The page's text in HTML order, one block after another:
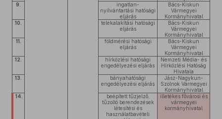
9.
ingatlan-
nyilvántartási hatósági
eljárás
Bács-Kiskun
Vármegyei
Kormányhivatal
10.
telekalakítási hatósági
eljárás
Bács-Kiskun
Vármegyei
Kormányhivatal
11.
földmérési hatósági
eljárás
Bács-Kiskun
Vármegyei
Kormányhivatal
12.
hírközlési hatósági
engedélyezési eljárás
Nemzeti Média- és
Hírközlési Hatóság
Hivatala
13.
bányahatósági
engedélyezési eljárás
Jász-Nagykun-
Szolnok Vármegyei
Kormányhivatal
14.
beépített tűzjelző,
tűzoltó berendezések
létesítési és
használatbavételi
illetékes fővárosi és
vármegyei
kormányhivatal